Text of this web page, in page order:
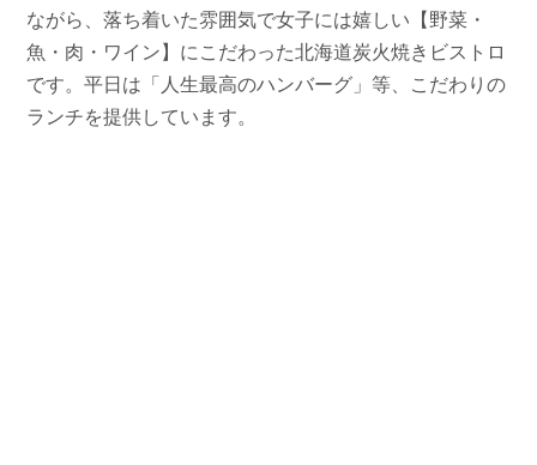
ながら、落ち着いた雰囲気で女子には嬉しい【野菜・
魚・肉・ワイン】にこだわった北海道炭火焼きビストロ
です。平日は「人生最高のハンバーグ」等、こだわりの
ランチを提供しています。